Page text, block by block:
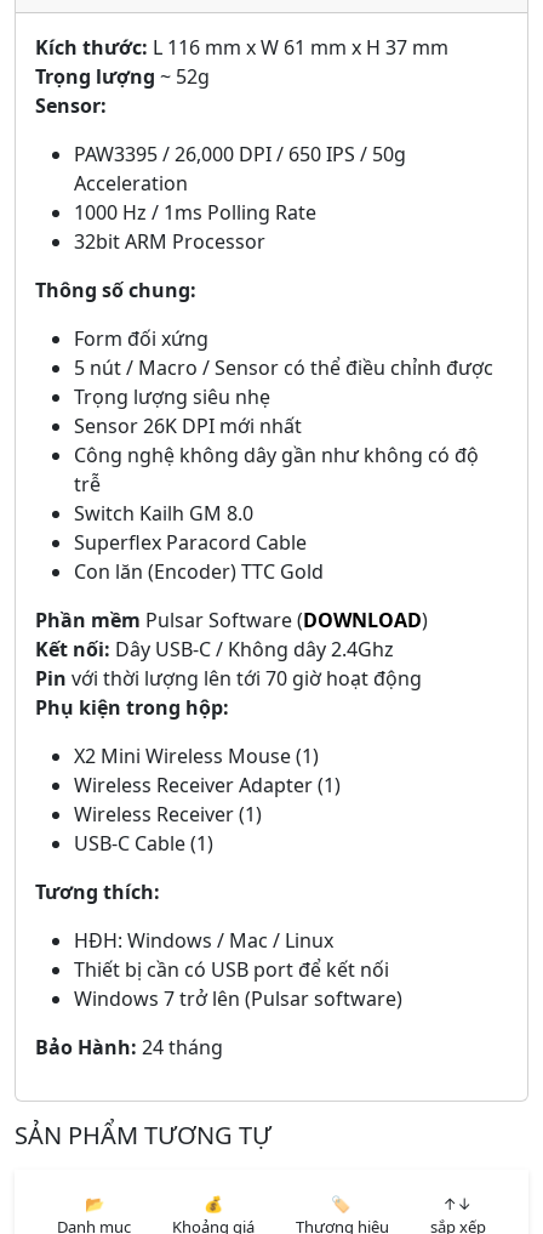
Kích thước: L 116 mm x W 61 mm x H 37 mm
Trọng lượng ~ 52g
Sensor:
PAW3395 / 26,000 DPI / 650 IPS / 50g
Acceleration
1000 Hz / 1ms Polling Rate
32bit ARM Processor
Thông số chung:
Form đối xứng
5 nút / Macro / Sensor có thể điều chỉnh được
Trọng lượng siêu nhẹ
Sensor 26K DPI mới nhất
Công nghệ không dây gần như không có độ
trễ
Switch Kailh GM 8.0
Superflex Paracord Cable
Con lăn (Encoder) TTC Gold
Phần mềm Pulsar Software (DOWNLOAD)
Kết nối: Dây USB-C / Không dây 2.4Ghz
Pin với thời lượng lên tới 70 giờ hoạt động
Phụ kiện trong hộp:
X2 Mini Wireless Mouse (1)
Wireless Receiver Adapter (1)
Wireless Receiver (1)
USB-C Cable (1)
Tương thích:
HĐH: Windows / Mac / Linux
Thiết bị cần có USB port để kết nối
Windows 7 trở lên (Pulsar software)
Bảo Hành: 24 tháng
SẢN PHẨM TƯƠNG TỰ
📂
Danh mục
💰
Khoảng giá
🏷️
Thương hiệu
↑↓
sắp xếp